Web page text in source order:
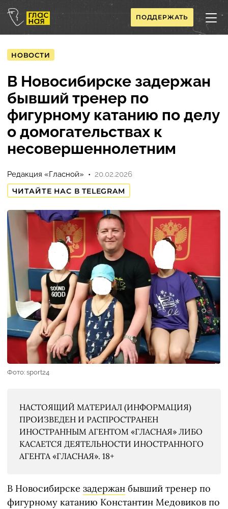
ПОДДЕРЖАТЬ
НОВОСТИ
В Новосибирске задержан
бывший тренер по
фигурному катанию по делу
о домогательствах к
несовершеннолетним
Редакция «Гласной»
20.02.2026
ЧИТАЙТЕ НАС В TELEGRAM
Фото: sport24
НАСТОЯЩИЙ МАТЕРИАЛ (ИНФОРМАЦИЯ)
ПРОИЗВЕДЕН И РАСПРОСТРАНЕН
ИНОСТРАННЫМ АГЕНТОМ «ГЛАСНАЯ» ЛИБО
КАСАЕТСЯ ДЕЯТЕЛЬНОСТИ ИНОСТРАННОГО
АГЕНТА «ГЛАСНАЯ». 18+
В Новосибирске задержан бывший тренер по
фигурному катанию Константин Медовиков по